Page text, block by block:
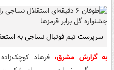
سرپرست تیم فوتبال نساجی به
به گزارش مشرق، فرهاد